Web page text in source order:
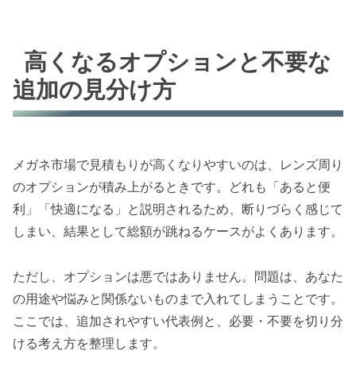
高くなるオプションと不要な
追加の見分け方
メガネ市場で見積もりが高くなりやすいのは、レンズ周り
のオプションが積み上がるときです。どれも「あると便
利」「快適になる」と説明されるため、断りづらく感じて
しまい、結果として総額が跳ねるケースがよくあります。
ただし、オプションは悪ではありません。問題は、あなた
の用途や悩みと関係ないものまで入れてしまうことです。
ここでは、追加されやすい代表例と、必要・不要を切り分
ける考え方を整理します。